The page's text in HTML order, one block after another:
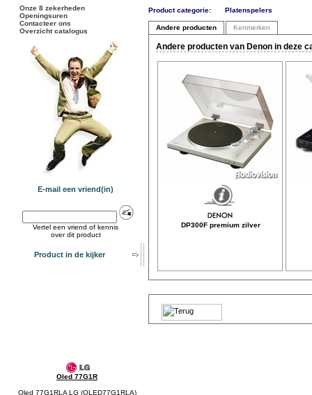
Onze 8 zekerheden
Openingsuren
Contacteer ons
Overzicht catalogus
E-mail een vriend(in)
Vertel een vriend of kennis
over dit product
Product in de kijker
Oled 77G1R
Oled 77G1RLA LG (OLED77G1RLA)
Product categorie:
Platenspelers
Andere producten Kenmerken
Andere producten van Denon in deze
DP300F premium zilver